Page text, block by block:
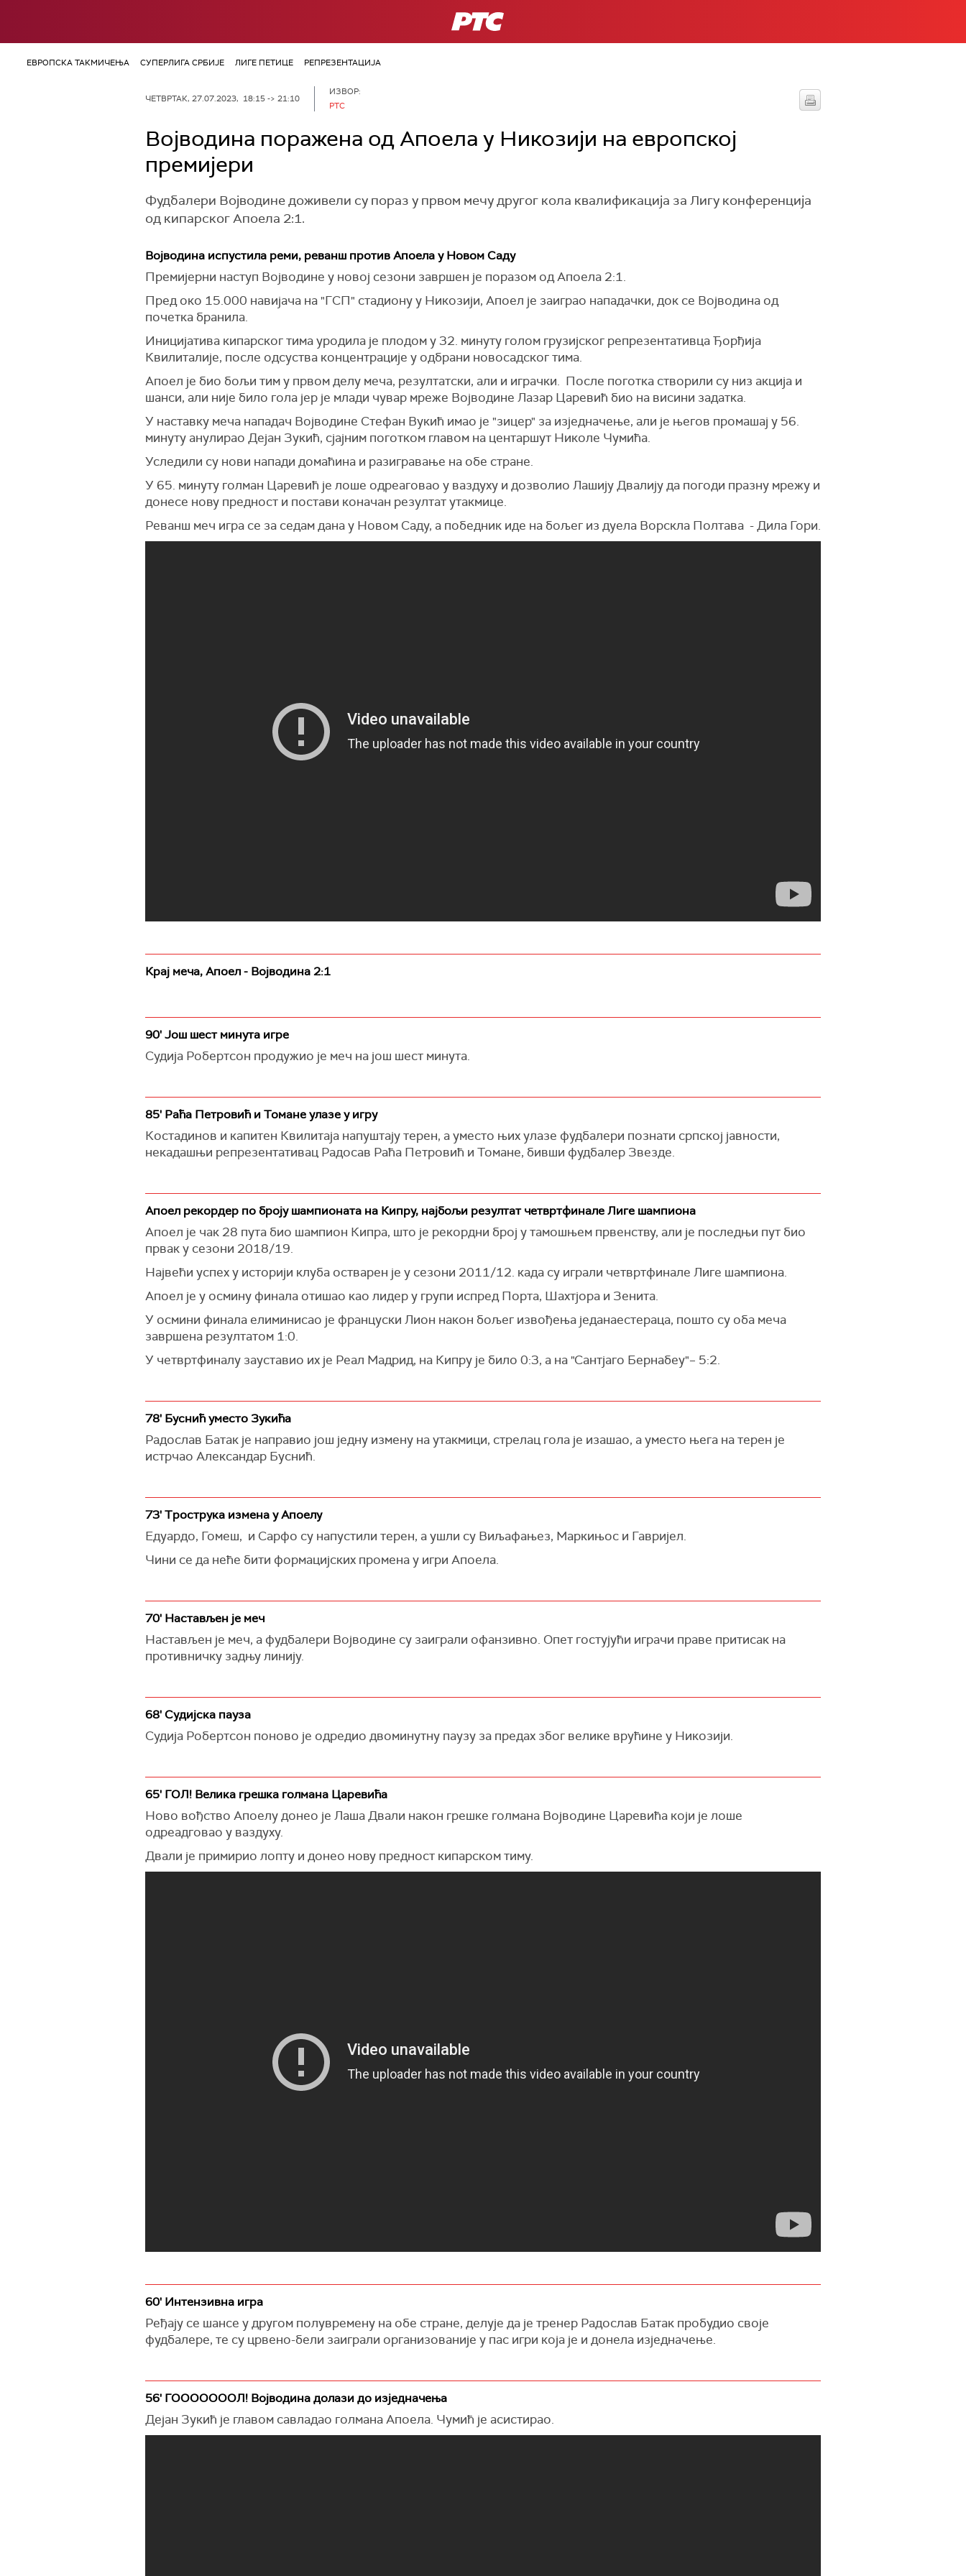
РТС
ЕВРОПСКА ТАКМИЧЕЊА СУПЕРЛИГА СРБИЈЕ ЛИГЕ ПЕТИЦЕ РЕПРЕЗЕНТАЦИЈА
ЧЕТВРТАК, 27.07.2023, 18:15 -> 21:10
ИЗВОР:
РТС
Војводина поражена од Апоела у Никозији на европској
премијери
Фудбалери Војводине доживели су пораз у првом мечу другог кола квалификација за Лигу конференција
од кипарског Апоела 2:1.
Војводина испустила реми, реванш против Апоела у Новом Саду
Премијерни наступ Војводине у новој сезони завршен је поразом од Апоела 2:1.
Пред око 15.000 навијача на "ГСП" стадиону у Никозији, Апоел је заиграо нападачки, док се Војводина од
почетка бранила.
Иницијатива кипарског тима уродила је плодом у 32. минуту голом грузијског репрезентативца Ђорђија
Квилиталије, после одсуства концентрације у одбрани новосадског тима.
Апоел је био бољи тим у првом делу меча, резултатски, али и играчки. После поготка створили су низ акција и
шанси, али није било гола јер је млади чувар мреже Војводине Лазар Царевић био на висини задатка.
У наставку меча нападач Војводине Стефан Вукић имао је "зицер" за изједначење, али је његов промашај у 56.
минуту анулирао Дејан Зукић, сјајним поготком главом на центаршут Николе Чумића.
Уследили су нови напади домаћина и разигравање на обе стране.
У 65. минуту голман Царевић је лоше одреаговао у ваздуху и дозволио Лашију Двалију да погоди празну мрежу и
донесе нову предност и постави коначан резултат утакмице.
Реванш меч игра се за седам дана у Новом Саду, а победник иде на бољег из дуела Ворскла Полтава - Дила Гори.
Крај меча, Апоел - Војводина 2:1
90' Још шест минута игре
Судија Робертсон продужио је меч на још шест минута.
85' Раћа Петровић и Томане улазе у игру
Костадинов и капитен Квилитаја напуштају терен, а уместо њих улазе фудбалери познати српској јавности,
некадашњи репрезентативац Радосав Раћа Петровић и Томане, бивши фудбалер Звезде.
Апоел рекордер по броју шампионата на Кипру, најбољи резултат четвртфинале Лиге шампиона
Апоел је чак 28 пута био шампион Кипра, што је рекордни број у тамошњем првенству, али је последњи пут био
првак у сезони 2018/19.
Највећи успех у историји клуба остварен је у сезони 2011/12. када су играли четвртфинале Лиге шампиона.
Апоел је у осмину финала отишао као лидер у групи испред Порта, Шахтјора и Зенита.
У осмини финала елиминисао је француски Лион након бољег извођења једанаестераца, пошто су оба меча
завршена резултатом 1:0.
У четвртфиналу зауставио их је Реал Мадрид, на Кипру је било 0:3, а на "Сантјаго Бернабеу"– 5:2.
78' Буснић уместо Зукића
Радослав Батак је направио још једну измену на утакмици, стрелац гола је изашао, а уместо њега на терен је
истрчао Александар Буснић.
73' Трострука измена у Апоелу
Едуардо, Гомеш, и Сарфо су напустили терен, а ушли су Виљафањез, Маркињос и Гавријел.
Чини се да неће бити формацијских промена у игри Апоела.
70' Настављен је меч
Настављен је меч, а фудбалери Војводине су заиграли офанзивно. Опет гостујући играчи праве притисак на
противничку задњу линију.
68' Судијска пауза
Судија Робертсон поново је одредио двоминутну паузу за предах због велике врућине у Никозији.
65' ГОЛ! Велика грешка голмана Царевића
Ново вођство Апоелу донео је Лаша Двали након грешке голмана Војводине Царевића који је лоше
одреадговао у ваздуху.
Двали је примирио лопту и донео нову предност кипарском тиму.
60' Интензивна игра
Ређају се шансе у другом полувремену на обе стране, делује да је тренер Радослав Батак пробудио своје
фудбалере, те су црвено-бели заиграли организованије у пас игри која је и донела изједначење.
56' ГОООООООЛ! Војводина долази до изједначења
Дејан Зукић је главом савладао голмана Апоела. Чумић је асистирао.